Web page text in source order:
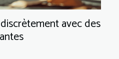
avec des